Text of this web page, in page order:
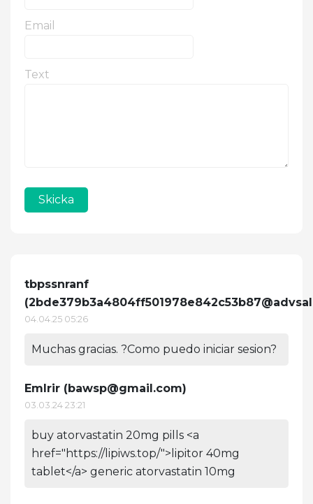
Email
Text
Skicka
tbpssnranf
(
04.04.25 05:26
Muchas gracias. ?Como puedo iniciar sesion?
Emlrir (bawsp@gmail.com)
03.03.24 23:21
buy atorvastatin 20mg pills <a
href="https://lipiws.top/">lipitor 40mg
tablet</a> generic atorvastatin 10mg